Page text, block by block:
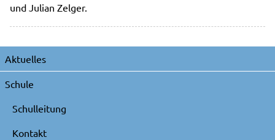
und Julian Zelger.
Navigation
Aktuelles
Schule
Schulleitung
Kontakt